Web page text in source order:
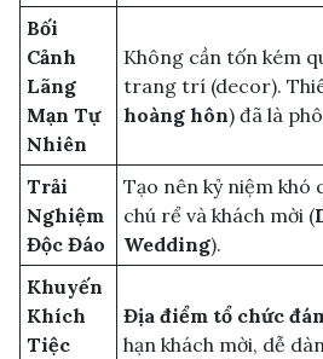
Bối
Cảnh
Lãng
Mạn Tự
Nhiên
Không cần tốn kém
trang trí (decor).
hoàng hôn) đã là
Trải
Nghiệm
Độc Đáo
Tạo nên kỷ niệm khó
chú rể và khách mời (
Wedding).
Khuyến
Khích
Tiệc
Địa điểm tổ chức
hạn khách mời, dễ